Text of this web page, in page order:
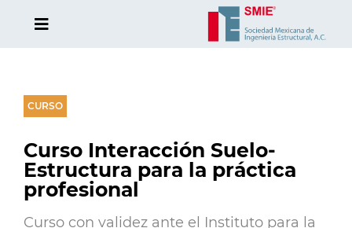
CURSO
Curso Interacción Suelo-
Estructura para la práctica
profesional
Curso con validez ante el Instituto para la